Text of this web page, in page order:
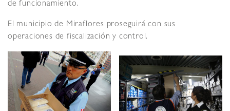
de funcionamiento.
El municipio de Miraflores proseguirá con sus
operaciones de fiscalización y control.